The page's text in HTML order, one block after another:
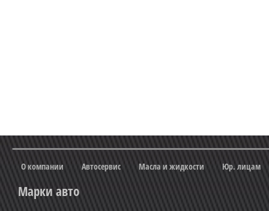
О компании Автосервис Масла и жидкости Юр. лицам
Марки авто